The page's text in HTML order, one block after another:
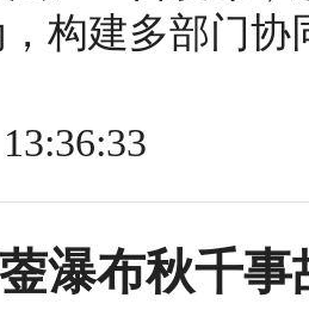
构建多部门
瀑布秋千